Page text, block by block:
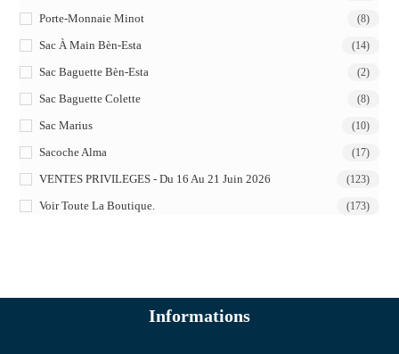
Porte-Monnaie Minot (8)
Sac À Main Bèn-Esta (14)
Sac Baguette Bèn-Esta (2)
Sac Baguette Colette (8)
Sac Marius (10)
Sacoche Alma (17)
VENTES PRIVILEGES - Du 16 Au 21 Juin 2026 (123)
Voir Toute La Boutique. (173)
Informations